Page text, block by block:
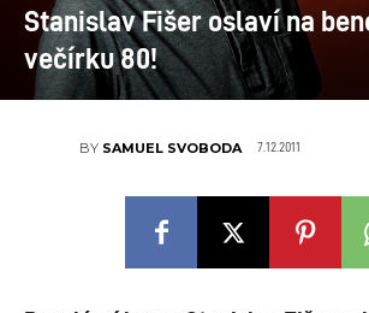
Stanislav Fišer oslaví na
večírku 80!
BY SAMUEL SVOBODA 7.12.2011